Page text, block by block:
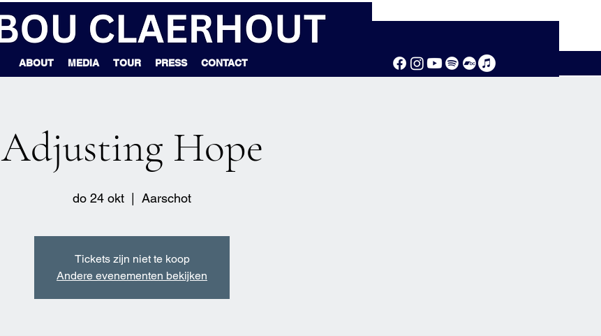
ABOUT MEDIA TOUR PRESS CONTACT
Adjusting Hope
do 24 okt Aarschot
Tickets zijn niet te koop
Andere evenementen bekijken